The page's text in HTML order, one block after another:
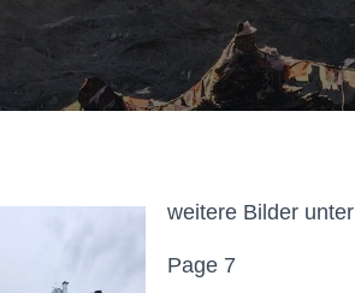
weitere Bilder unter
Page 7